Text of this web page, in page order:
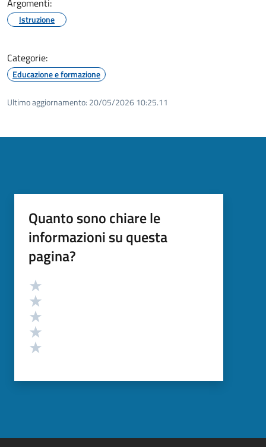
Argomenti:
Istruzione
Categorie:
Educazione e formazione
Ultimo aggiornamento: 20/05/2026 10:25.11
Quanto sono chiare le
informazioni su questa
pagina?
Valutazione